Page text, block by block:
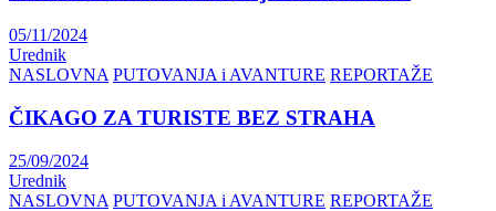
05/11/2024
Urednik
NASLOVNA PUTOVANJA i AVANTURE REPORTAŽE
ČIKAGO ZA TURISTE BEZ STRAHA
25/09/2024
Urednik
NASLOVNA PUTOVANJA i AVANTURE REPORTAŽE